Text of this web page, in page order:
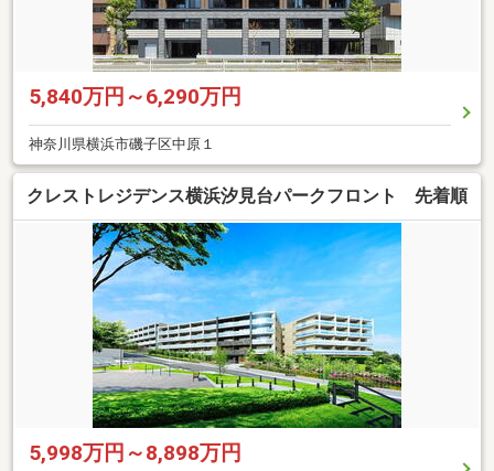
5,840万円～6,290万円
神奈川県横浜市磯子区中原１
クレストレジデンス横浜汐見台パークフロント 先着順
5,998万円～8,898万円